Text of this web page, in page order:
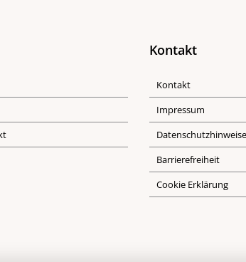
Kontakt
Kontakt
Impressum
Datenschutzhinweise
Barrierefreiheit
Cookie Erklärung